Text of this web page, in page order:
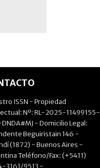
ISSN - Propiedad
Nº: RL-2025-11499155-
- Domicilio Legal:
Beguiristain 146 -
(1872) - Buenos Aires -
Teléfono/Fax: (+5411)